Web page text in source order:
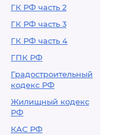
ГК РФ часть 2
ГК РФ часть 3
ГК РФ часть 4
ГПК РФ
Градостроительный
кодекс РФ
Жилищный кодекс
РФ
КАС РФ